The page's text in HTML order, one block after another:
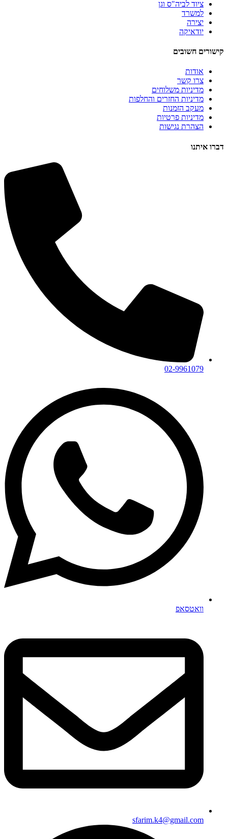
ציוד לביה"ס וגן
למשרד
יצירה
יודאיקה
קישורים חשובים
אודות
צרו קשר
מדיניות משלוחים
מדיניות החזרים והחלפות
מעקב הזמנות
מדיניות פרטיות
הצהרת נגישות
דברו איתנו
02-9961079
וואטסאפ
sfarim.k4@gmail.com